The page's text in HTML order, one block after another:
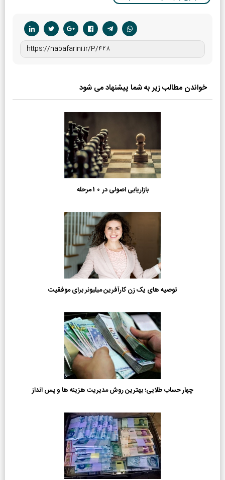
خواندن مطالب زیر به شما پیشنهاد می شود
بازاریابی اصولی در 10 مرحله
توصیه های یک زن کارآفرین میلیونر برای موفقیت
چهار حساب طلایی؛ بهترین روش مدیریت هزینه ها و پس انداز